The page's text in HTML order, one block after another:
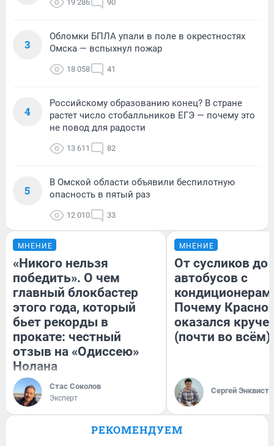
19 286 90
3
Обломки БПЛА упали в поле в окрестностях
Омска — вспыхнул пожар
18 058 41
4
Российскому образованию конец? В стране
растет число стобалльников ЕГЭ — почему это
не повод для радости
13 611 82
5
В Омской области объявили беспилотную
опасность в пятый раз
12 010 33
МНЕНИЕ
«Никого нельзя
победить». О чем
главный блокбастер
этого года, который
бьет рекорды в
прокате: честный
отзыв на «Одиссею»
Нолана
Стас Соколов
Эксперт
МНЕНИЕ
От сусликов до
автобусов с
Почему
оказался
(почти во всём)
Сергей Энквист
РЕКОМЕНДУЕМ